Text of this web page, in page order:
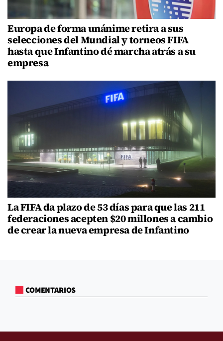
Europa de forma unánime retira a sus
selecciones del Mundial y torneos FIFA
hasta que Infantino dé marcha atrás a su
empresa
La FIFA da plazo de 53 días para que las 211
federaciones acepten $20 millones a cambio
de crear la nueva empresa de Infantino
COMENTARIOS